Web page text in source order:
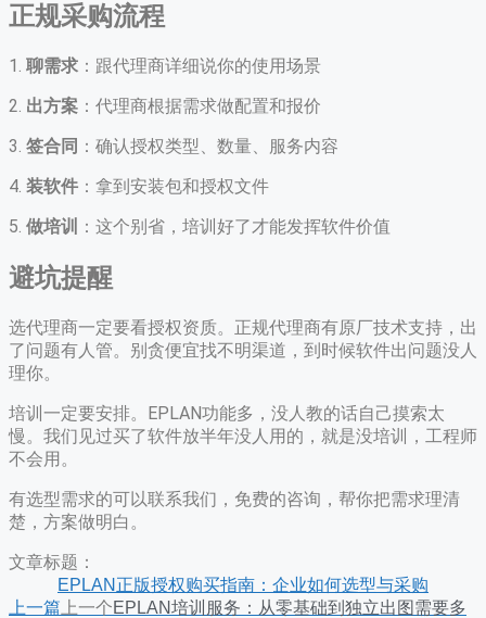
正规采购流程
1. 聊需求 ：跟代理商详细说你的使用场景
2. 出方案 ：代理商根据需求做配置和报价
3. 签合同 ：确认授权类型、数量、服务内容
4. 装软件 ：拿到安装包和授权文件
5. 做培训 ：这个别省，培训好了才能发挥软件价值
避坑提醒
选代理商一定要看授权资质。正规代理商有原厂技术支持，出
了问题有人管。别贪便宜找不明渠道，到时候软件出问题没人
理你。
培训一定要安排。EPLAN功能多，没人教的话自己摸索太
慢。我们见过买了软件放半年没人用的，就是没培训，工程师
不会用。
有选型需求的可以联系我们，免费的咨询，帮你把需求理清
楚，方案做明白。
文章标题：
EPLAN正版授权购买指南：企业如何选型与采购
上一篇 上一个EPLAN培训服务：从零基础到独立出图需要多